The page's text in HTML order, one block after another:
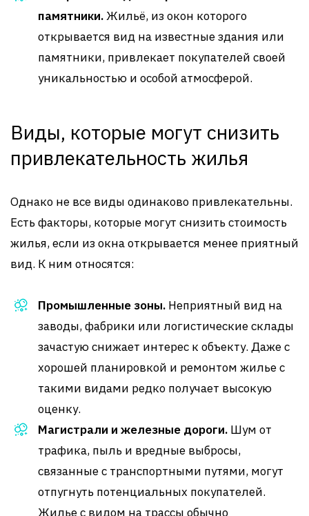
памятники.Жильё, из окон которого
открывается вид на известные здания или
памятники, привлекает покупателей своей
уникальностью и особой атмосферой.
Виды, которые могут снизить
привлекательность жилья
Однако не все виды одинаково привлекательны.
Есть факторы, которые могут снизить стоимость
жилья, если из окна открывается менее приятный
вид. К ним относятся:
Промышленные зоны. Неприятный вид на
заводы, фабрики или логистические склады
зачастую снижает интерес к объекту. Даже с
хорошей планировкой и ремонтом жилье с
такими видами редко получает высокую
оценку.
Магистрали и железные дороги. Шум от
трафика, пыль и вредные выбросы,
связанные с транспортными путями, могут
отпугнуть потенциальных покупателей.
Жилье с видом на трассы обычно